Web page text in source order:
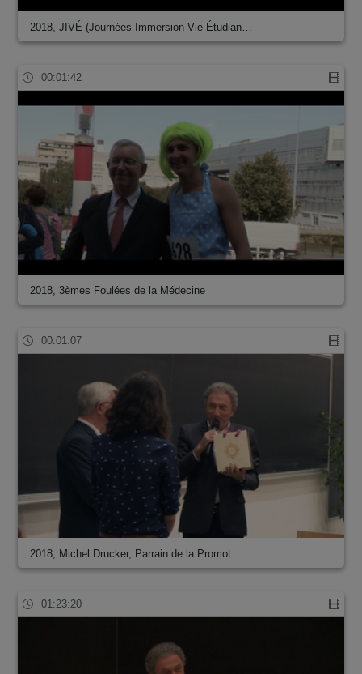
2018, JIVÉ (Journées Immersion Vie Étudian…
00:01:42
2018, 3èmes Foulées de la Médecine
00:01:07
2018, Michel Drucker, Parrain de la Promot…
01:23:20